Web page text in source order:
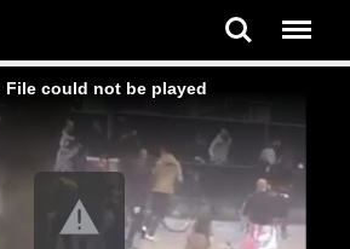
File could not be played